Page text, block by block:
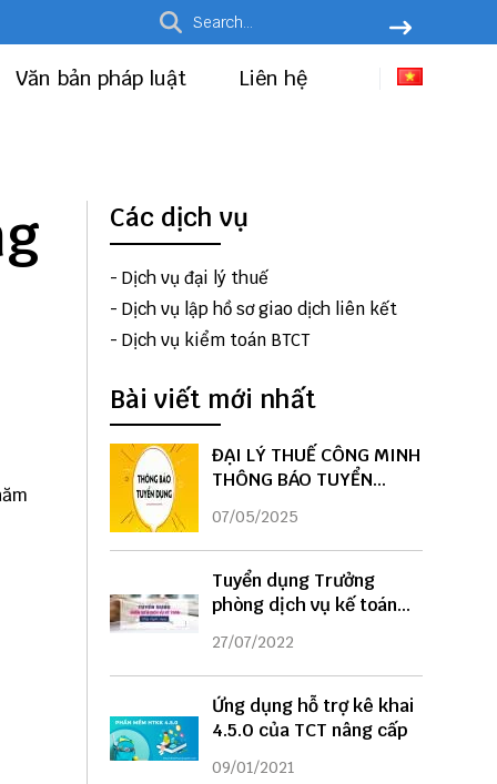
Văn bản pháp luật Liên hệ
Các dịch vụ
- Dịch vụ đại lý thuế
- Dịch vụ lập hồ sơ giao dịch liên kết
- Dịch vụ kiểm toán BTCT
Bài viết mới nhất
ĐẠI LÝ THUẾ CÔNG MINH
THÔNG BÁO TUYỂN
DỤNG
07/05/2025
Tuyển dụng Trưởng
phòng dịch vụ kế toán
năm 2022
27/07/2022
Ứng dụng hỗ trợ kê khai
4.5.0 của TCT nâng cấp
09/01/2021